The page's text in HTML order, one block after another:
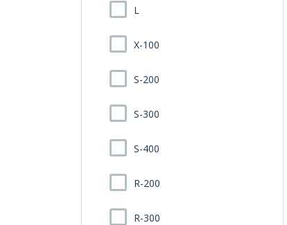
L
X-100
S-200
S-300
S-400
R-200
R-300